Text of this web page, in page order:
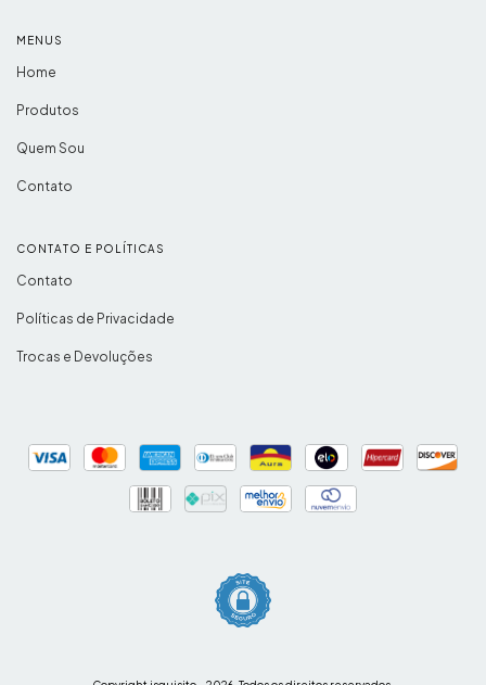
MENUS
Home
Produtos
Quem Sou
Contato
CONTATO E POLÍTICAS
Contato
Políticas de Privacidade
Trocas e Devoluções